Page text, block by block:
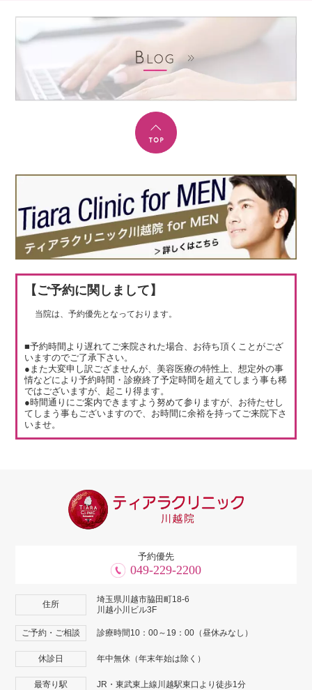
【ご予約に関しまして】
当院は、予約優先となっております。
■予約時間より遅れてご来院された場合、お待ち頂くことがござ
いますのでご了承下さい。
●また大変申し訳ござませんが、美容医療の特性上、想定外の事
情などにより予約時間・診療終了予定時間を超えてしまう事も稀
ではございますが、起こり得ます。
●時間通りにご案内できますよう努めて参りますが、お待たせし
てしまう事もございますので、お時間に余裕を持ってご来院下さ
いませ。
予約優先
049-229-2200
住所
埼玉県川越市脇田町18-6
川越小川ビル3F
ご予約・ご相談 診療時間10：00～19：00（昼休みなし）
休診日 年中無休（年末年始は除く）
最寄り駅 JR・東武東上線川越駅東口より徒歩1分